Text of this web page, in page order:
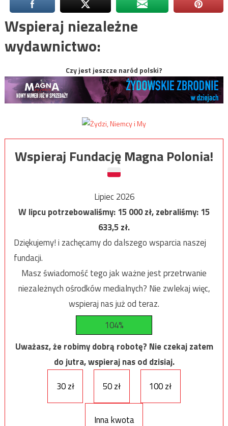
Wspieraj niezależne
wydawnictwo:
Czy jest jeszcze naród polski?
Wspieraj Fundację Magna Polonia!
Lipiec 2026
W lipcu potrzebowaliśmy:15 000zł, zebraliśmy:15
633,5zł.
Dziękujemy! i zachęcamy do dalszego wsparcia naszej
fundacji.
Masz świadomość tego jak ważne jest przetrwanie
niezależnych ośrodków medialnych? Nie zwlekaj więc,
wspieraj nas już od teraz.
104%
Uważasz, że robimy dobrą robotę? Nie czekaj zatem
do jutra, wspieraj nas od dzisiaj.
30 zł
50 zł 100 zł
Inna kwota